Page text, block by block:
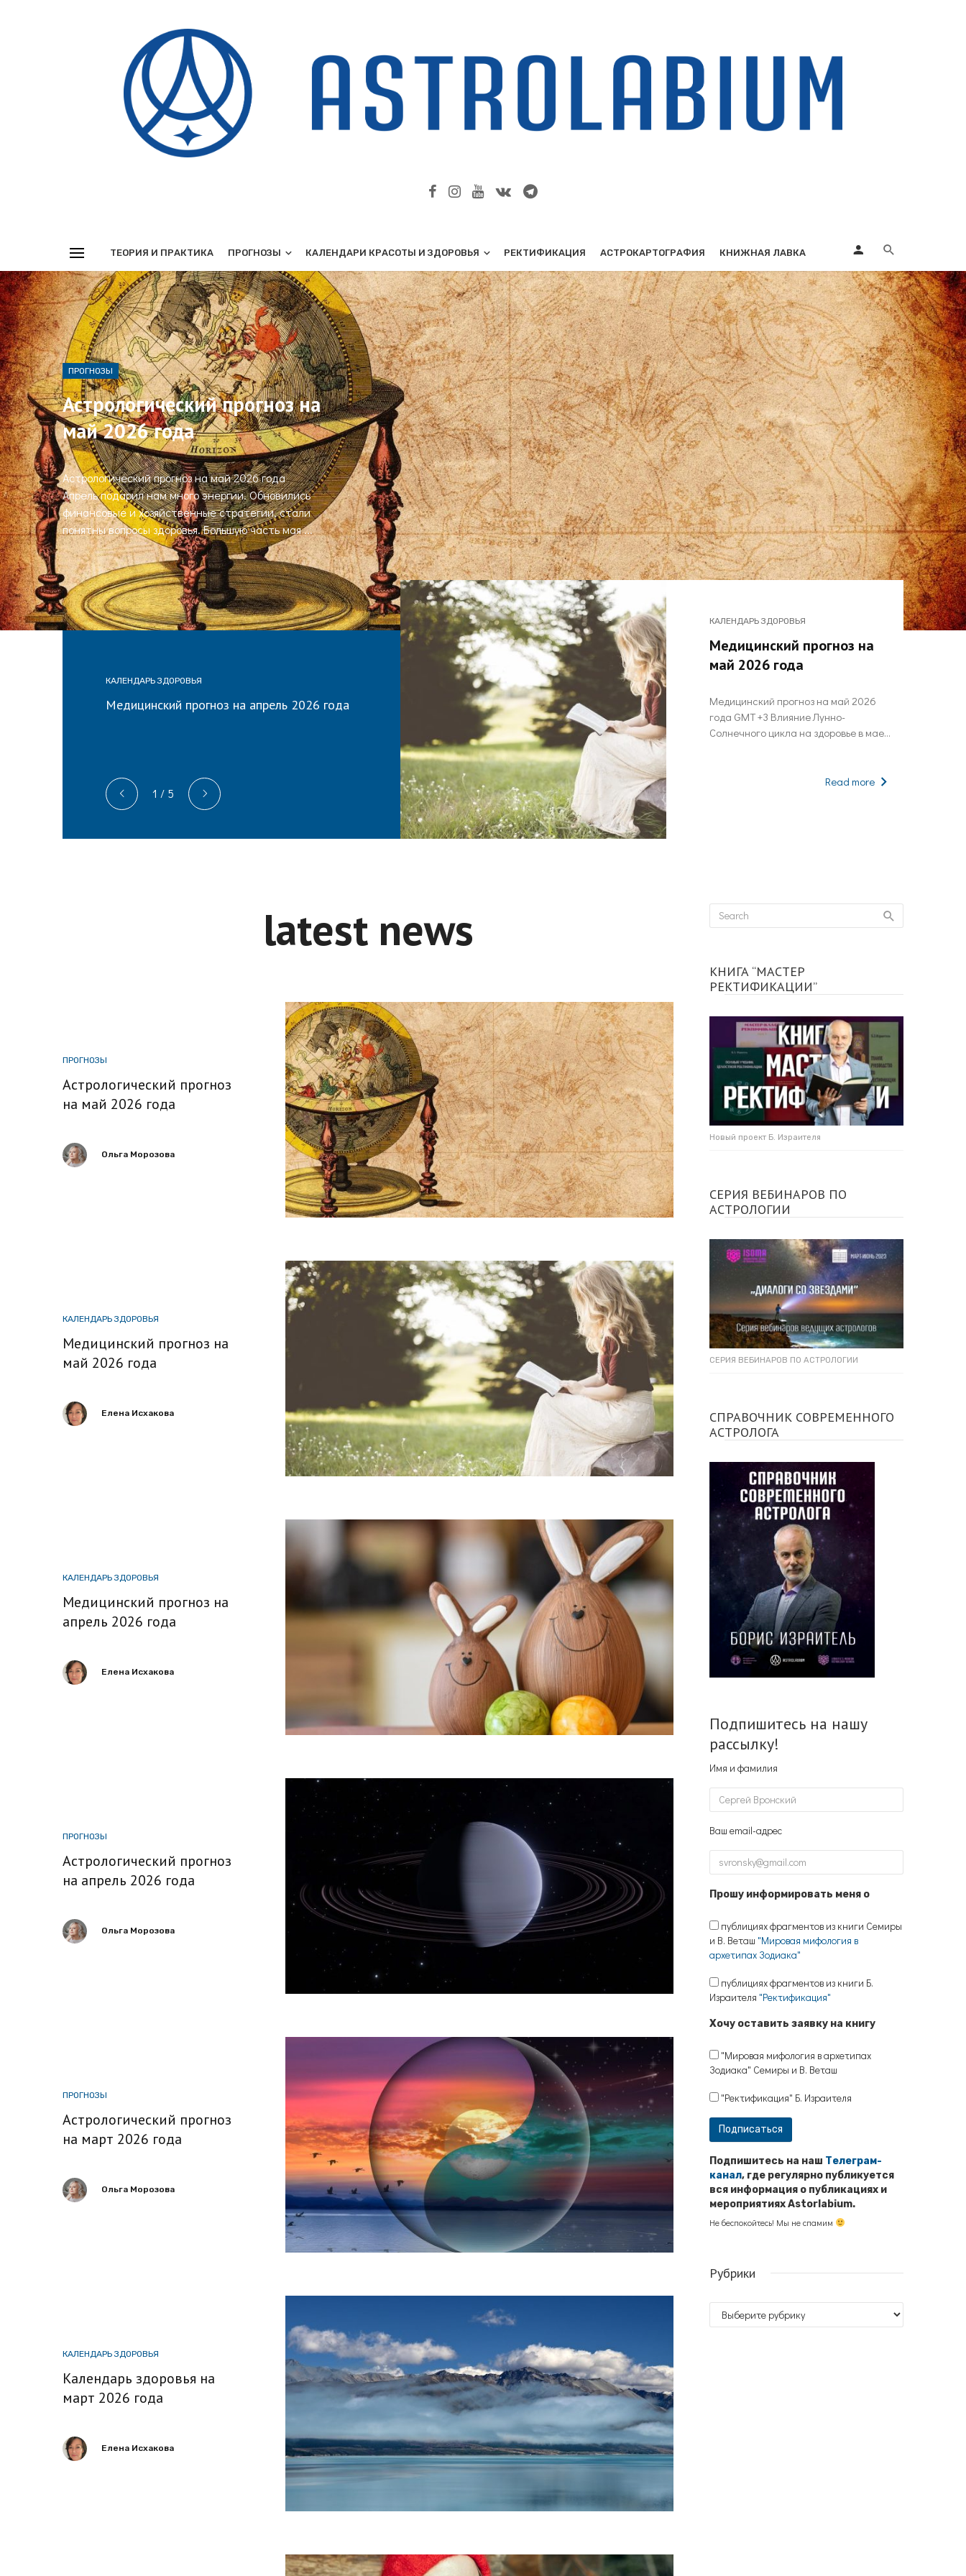
ТЕОРИЯ И ПРАКТИКА ПРОГНОЗЫ КАЛЕНДАРИ КРАСОТЫ И ЗДОРОВЬЯ РЕКТИФИКАЦИЯ АСТРОКАРТОГРАФИЯ КНИЖНАЯ ЛАВКА
ПРОГНОЗЫ
Астрологический прогноз на
май 2026 года
Астрологический прогноз на май 2026 года
Апрель подарил нам много энергии. Обновились
финансовые и хозяйственные стратегии, стали
понятны вопросы здоровья. Большую часть мая ...
КАЛЕНДАРЬ ЗДОРОВЬЯ
Медицинский прогноз на
май 2026 года
Медицинский прогноз на май 2026
года GMT +3 Влияние Лунно-
Солнечного цикла на здоровье в мае
Read more
КАЛЕНДАРЬ ЗДОРОВЬЯ
Медицинский прогноз на апрель 2026 года
ПРОГНОЗЫ
Астрологический прогноз на апрель 2026
ПРОГНОЗЫ
Астрологический прогноз на
года
1 / 5
latest news
ПРОГНОЗЫ
Астрологический прогноз
на май 2026 года
Ольга Морозова
КАЛЕНДАРЬ ЗДОРОВЬЯ
Медицинский прогноз на
май 2026 года
Елена Исхакова
КАЛЕНДАРЬ ЗДОРОВЬЯ
Медицинский прогноз на
апрель 2026 года
Елена Исхакова
ПРОГНОЗЫ
Астрологический прогноз
на апрель 2026 года
Ольга Морозова
ПРОГНОЗЫ
Астрологический прогноз
на март 2026 года
Ольга Морозова
КАЛЕНДАРЬ ЗДОРОВЬЯ
Календарь здоровья на
март 2026 года
Елена Исхакова
КНИГА “МАСТЕР
РЕКТИФИКАЦИИ”
Новый проект Б. Израителя
СЕРИЯ ВЕБИНАРОВ ПО
АСТРОЛОГИИ
СЕРИЯ ВЕБИНАРОВ ПО АСТРОЛОГИИ
СПРАВОЧНИК СОВРЕМЕННОГО
АСТРОЛОГА
Подпишитесь на нашу
рассылку!
Имя и фамилия
Ваш email-адрес
Прошу информировать меня о
публициях фрагментов из книги Семиры
и В. Веташ "Мировая мифология в
архетипах Зодиака"
публициях фрагментов из книги Б.
Израителя "Ректификация"
Хочу оставить заявку на книгу
"Мировая мифология в архетипах
Зодиака" Семиры и В. Веташ
"Ректификация" Б. Израителя
Подпишитесь на наш Телеграм-
канал, где регулярно публикуется
вся информация о публикациях и
мероприятиях Astorlabium.
Не беспокойтесь! Мы не спамим
Рубрики
Рубрики
Реклама